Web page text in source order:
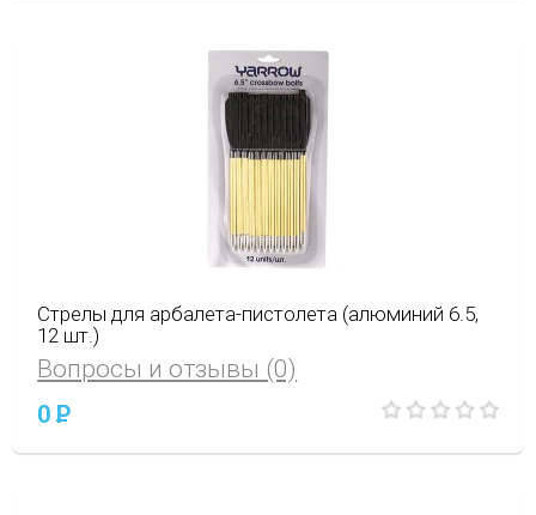
Стрелы для арбалета-пистолета (алюминий 6.5,
12 шт.)
Вопросы и отзывы (0)
0P